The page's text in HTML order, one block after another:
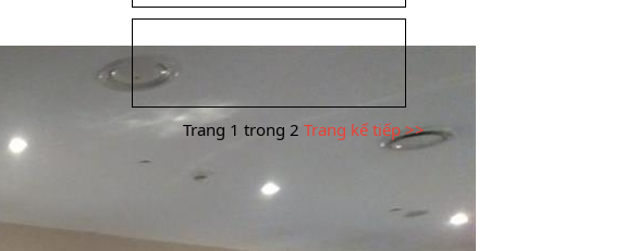
Trang 1 trong 2 Trang kế tiếp >>